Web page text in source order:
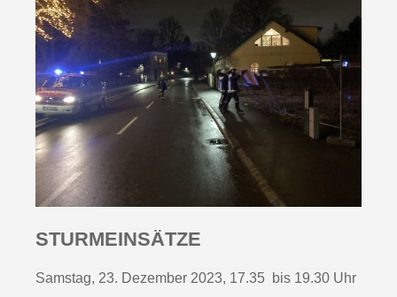
STURMEINSÄTZE
Samstag, 23. Dezember 2023, 17.35 bis 19.30 Uhr